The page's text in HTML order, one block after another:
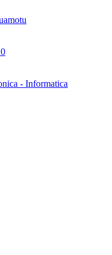
- Informatica